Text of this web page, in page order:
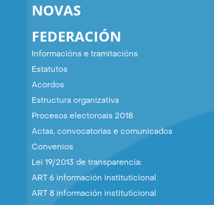
NOVAS
FEDERACIÓN
Informacións e tramitacións
Estatutos
Acordos
Estructura organizativa
Procesos electoroais 2018
Actas, convocatorias e comunicados
Convenios
Lei 19/2013 de transparencia:
ART 6 información instituticional
ART 8 información instituticional